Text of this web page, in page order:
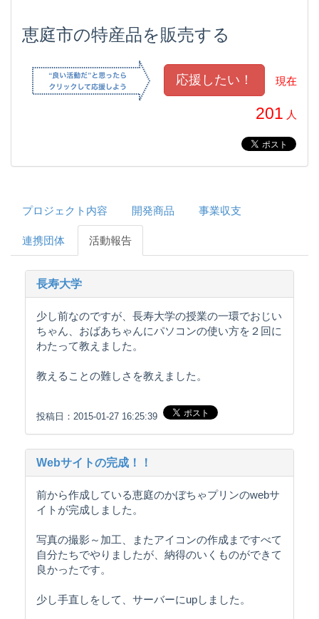
恵庭市の特産品を販売する
現在
201 人
プロジェクト内容 開発商品 事業収支
連携団体 活動報告
長寿大学
少し前なのですが、長寿大学の授業の一環でおじい
ちゃん、おばあちゃんにパソコンの使い方を２回に
わたって教えました。
教えることの難しさを教えました。
投稿日：2015-01-27 16:25:39
Webサイトの完成！！
前から作成している恵庭のかぼちゃプリンのwebサ
イトが完成しました。
写真の撮影～加工、またアイコンの作成まですべて
自分たちでやりましたが、納得のいくものができて
良かったです。
少し手直しをして、サーバーにupしました。